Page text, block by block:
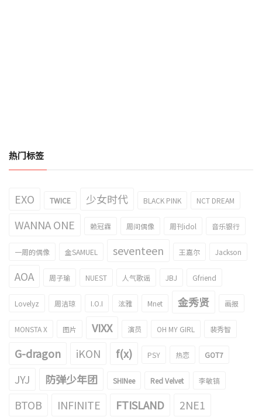
热门标签
EXO TWICE 少女时代 BLACK PINK NCT DREAM
WANNA ONE 赖冠霖 周间偶像 周刊idol 音乐银行
一周的偶像 金SAMUEL seventeen 王嘉尔 Jackson
AOA 周子瑜 NUEST 人气歌谣 JBJ Gfriend
Lovelyz 周洁琼 I.O.I 泫雅 Mnet 金秀贤 画报
MONSTA X 图片 VIXX 演员 OH MY GIRL 裴秀智
G-dragon iKON f(x) PSY 热恋 GOT7
JYJ 防弹少年团 SHINee Red Velvet 李敏镐
BTOB INFINITE FTISLAND
2NE1